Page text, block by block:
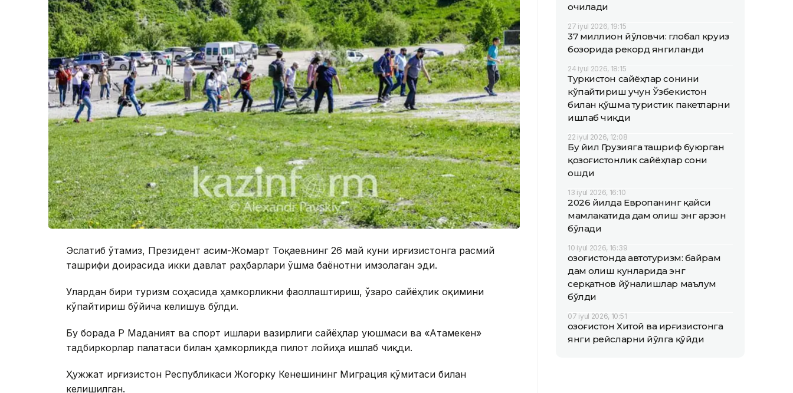
Эслатиб ўтамиз, Президент Қасим-Жомарт Тоқаевнинг 26 май куни Қирғизистонга расмий
ташрифи доирасида икки давлат раҳбарлари Қўшма баёнотни имзолаган эди.
Улардан бири туризм соҳасида ҳамкорликни фаоллаштириш, ўзаро сайёҳлик оқимини
кўпайтириш бўйича келишув бўлди.
Бу борада ҚР Маданият ва спорт ишлари вазирлиги сайёҳлар уюшмаси ва «Атамекен»
тадбиркорлар палатаси билан ҳамкорликда пилот лойиҳа ишлаб чиқди.
Ҳужжат Қирғизистон Республикаси Жогорку Кенешининг Миграция қўмитаси билан
келишилган.
очилади
27 iyul 2026, 19:15
37 миллион йўловчи: глобал круиз
бозорида рекорд янгиланди
24 iyul 2026, 18:15
Туркистон сайёҳлар сонини
кўпайтириш учун Ўзбекистон
билан қўшма туристик пакетларни
ишлаб чиқди
22 iyul 2026, 12:08
Бу йил Грузияга ташриф буюрган
қозоғистонлик сайёҳлар сони
ошди
13 iyul 2026, 16:10
2026 йилда Европанинг қайси
мамлакатида дам олиш энг арзон
бўлади
10 iyul 2026, 16:39
Қозоғистонда автотуризм: байрам
дам олиш кунларида энг
серқатнов йўналишлар маълум
бўлди
07 iyul 2026, 10:51
Қозоғистон Хитой ва Қирғизистонга
янги рейсларни йўлга қўйди